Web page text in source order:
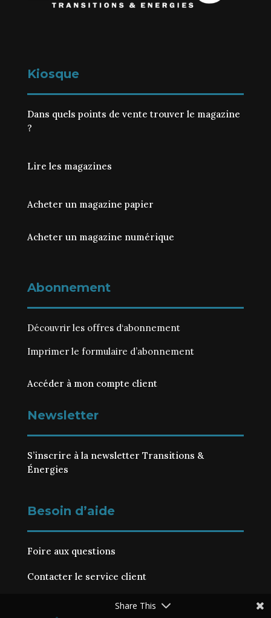
Kiosque
Dans quels points de vente trouver le magazine
?
Lire les magazines
Acheter un magazine papier
Acheter un magazine numérique
Abonnement
Découvrir les offres d‘abonnement
Imprimer le formulaire d’abonnement
Accéder à mon compte client
Newsletter
S’inscrire à la newsletter Transitions &
Énergies
Besoin d’aide
Foire aux questions
Contacter le service client
Share This